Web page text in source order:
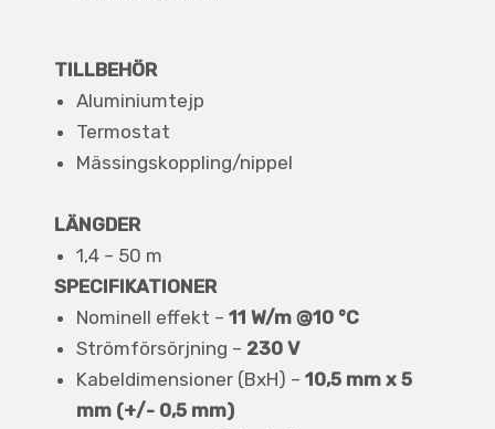
TILLBEHÖR
Aluminiumtejp
Termostat
Mässingskoppling/nippel
LÄNGDER
1,4 – 50 m
SPECIFIKATIONER
Nominell effekt – 11 W/m @10 °C
Strömförsörjning – 230 V
Kabeldimensioner (BxH) – 10,5 mm x 5
mm (+/- 0,5 mm)